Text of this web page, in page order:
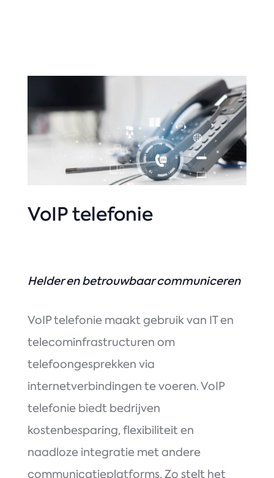
VoIP telefonie
Helder en betrouwbaar communiceren
VoIP telefonie maakt gebruik van IT en
telecominfrastructuren om
telefoongesprekken via
internetverbindingen te voeren. VoIP
telefonie biedt bedrijven
kostenbesparing, flexibiliteit en
naadloze integratie met andere
communicatieplatforms. Zo stelt het